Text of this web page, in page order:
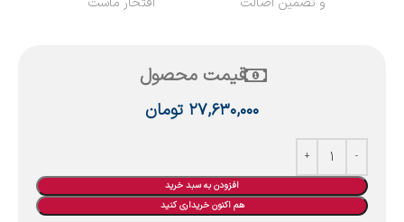
قیمت محصول
۲۷,۶۳۰,۰۰۰ تومان
افزودن به سبد خرید
هم اکنون خریداری کنید